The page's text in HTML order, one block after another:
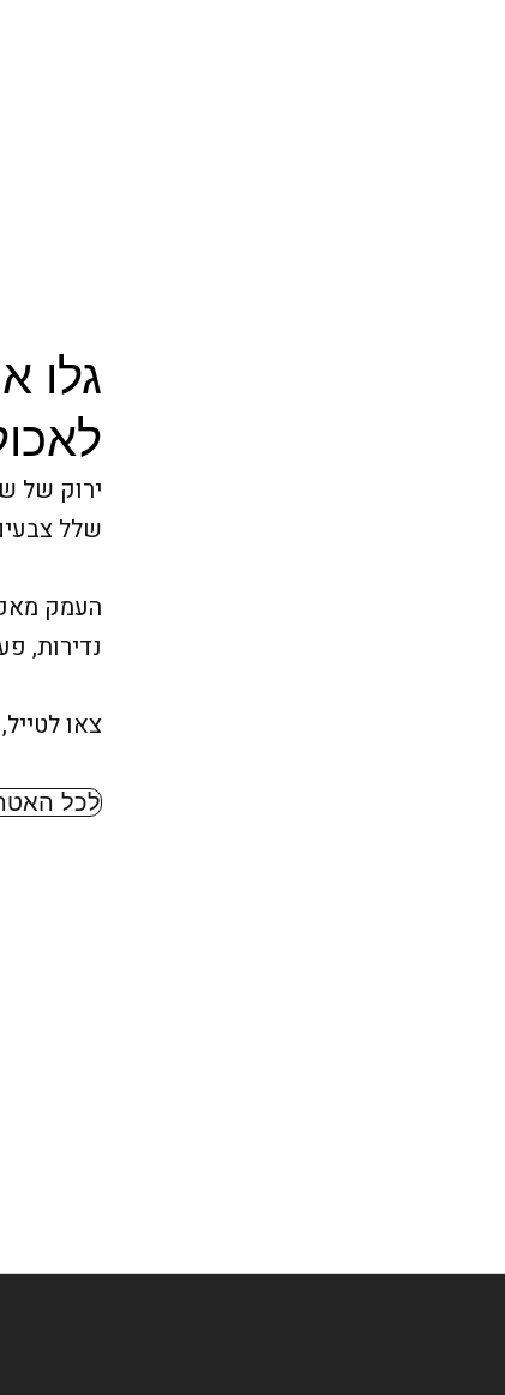
גלו
ירוק של
שלל
העמק
נדירות,
צאו
לכל